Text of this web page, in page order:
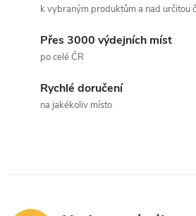
k vybraným produktům a nad určitou
Přes 3000 výdejních míst
po celé ČR
Rychlé doručení
na jakékoliv místo